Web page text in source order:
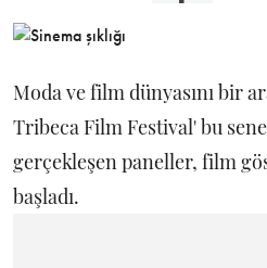
Moda ve film dünyasını bir
Tribeca Film Festival' bu
gerçekleşen paneller, film
başladı.